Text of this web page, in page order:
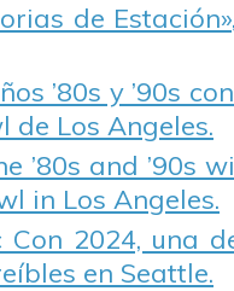
de
’80s y ’90s
de Los Angeles.
’80s and ’90s
in Los Angeles.
Con 2024, una
en Seattle.